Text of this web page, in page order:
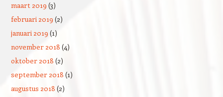
maart 2019 (3)
februari 2019 (2)
januari 2019 (1)
november 2018 (4)
oktober 2018 (2)
september 2018 (1)
augustus 2018 (2)